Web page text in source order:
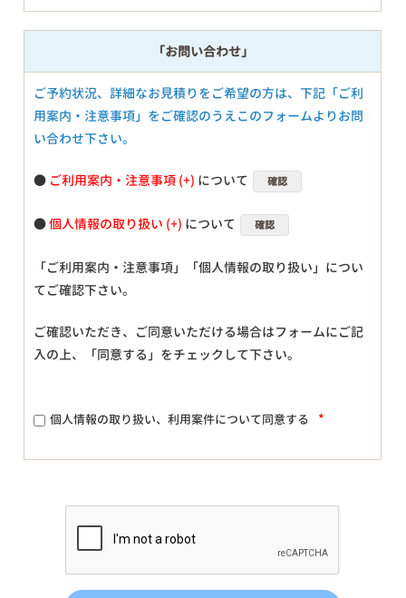
「お問い合わせ」
ご予約状況、詳細なお見積りをご希望の方は、下記「ご利
用案内・注意事項」をご確認のうえこのフォームよりお問
い合わせ下さい。
● ご利用案内・注意事項 について 確認
●個人情報の取り扱い について 確認
「ご利用案内・注意事項」「個人情報の取り扱い」につい
てご確認下さい。
ご確認いただき、ご同意いただける場合はフォームにご記
入の上、「同意する」をチェックして下さい。
個人情報の取り扱い、利用案件について同意する *